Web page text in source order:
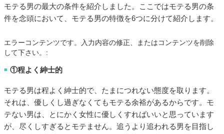
モテる男の最大の条件を紹介しました。ここではモテる男の条
件を念頭において、モテる男の特徴を6つに分けて紹介します。
エラーコンテンツです。入力内容の修正、またはコンテンツを削除
して下さい。:
■ ①程よく紳士的
モテる男は程よく紳士的で、たまにつれない態度を取ります。
それは、優しくし過ぎなくてもモテる余裕があるからです。モ
テない男は、とにかく女性に優しくすればいいと思っています
が、尽くしすぎるとモテません。追うより追われる男を目指し